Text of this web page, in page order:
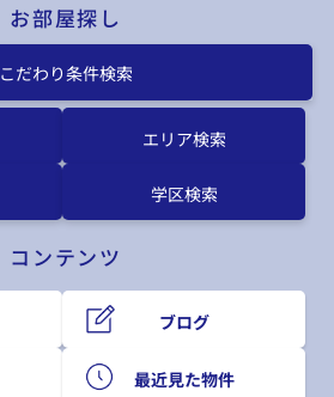
お部屋探し
こだわり条件検索
エリア検索
学区検索
コンテンツ
ブログ
最近見た物件